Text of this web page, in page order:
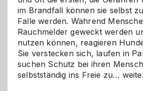
im Brandfall können sie selbst
Falle werden. Während
Rauchmelder geweckt werden
nutzen können, reagieren
Sie verstecken sich, laufen in
suchen Schutz bei ihren
selbstständig ins Freie zu…